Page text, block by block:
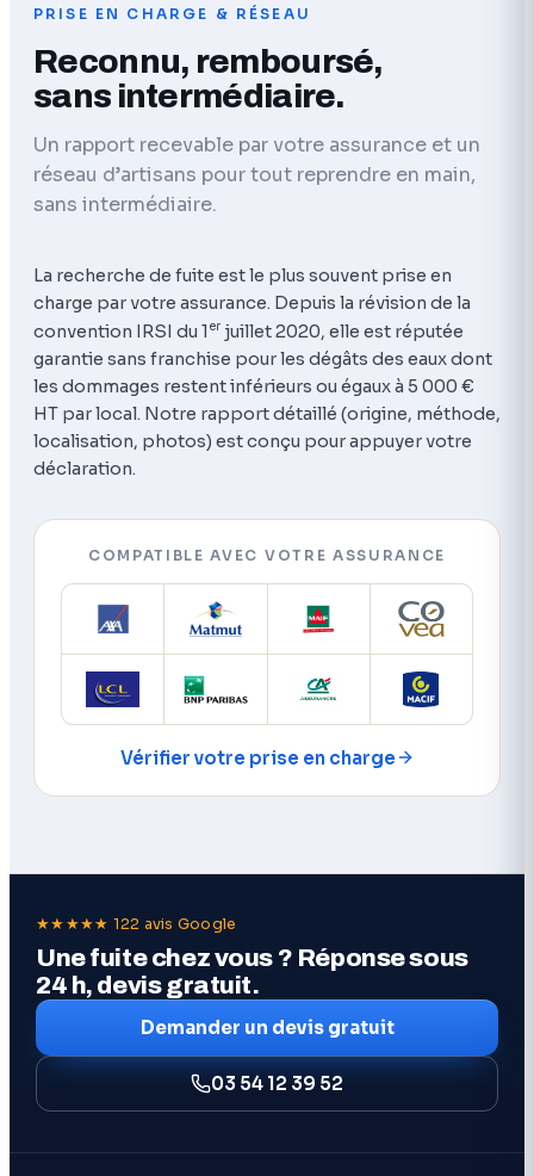
PRISE EN CHARGE & RÉSEAU
Reconnu, remboursé,
sans intermédiaire.
Un rapport recevable par votre assurance et un
réseau d’artisans pour tout reprendre en main,
sans intermédiaire.
La recherche de fuite est le plus souvent prise en
charge par votre assurance. Depuis la révision de la
convention IRSI du 1 er juillet 2020, elle est réputée
garantie sans franchise pour les dégâts des eaux dont
les dommages restent inférieurs ou égaux à 5 000 €
HT par local. Notre rapport détaillé (origine, méthode,
localisation, photos) est conçu pour appuyer votre
déclaration.
COMPATIBLE AVEC VOTRE ASSURANCE
Vérifier votre prise en charge
★★★★★ 122 avis Google
Une fuite chez vous ? Réponse sous
24 h, devis gratuit.
Demander un devis gratuit
03 54 12 39 52